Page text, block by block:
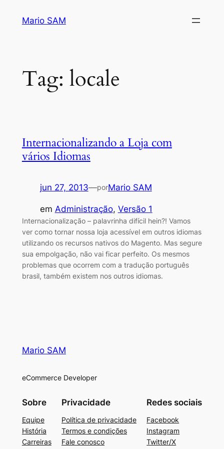
Mario SAM
Tag: locale
Internacionalizando a Loja com
vários Idiomas
jun 27, 2013—porMario SAM
em Administração, Versão 1
Internacionalização – palavrinha difícil hein?! Vamos
ver como tornar nossa loja acessível em outros idiomas
utilizando os recursos nativos do Magento. Mas segure
sua empolgação, não vai ficar perfeito. Os mesmos
problemas que ocorrem com a tradução português
brasil, também existem nos outros idiomas.
Mario SAM
eCommerce Developer
Sobre
Equipe
História
Carreiras
Privacidade
Política de privacidade
Termos e condições
Fale conosco
Redes sociais
Facebook
Instagram
Twitter/X